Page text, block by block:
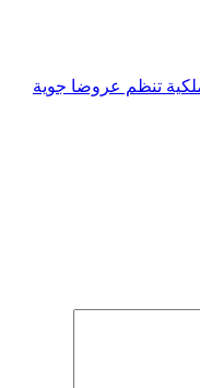
تنظم عروضا جوية